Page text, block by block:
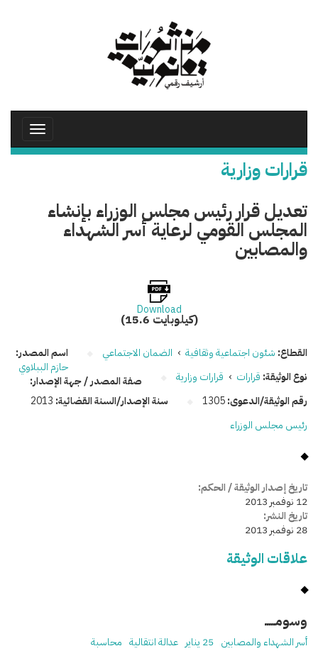
Toggle
قرارات وزارية
تعديل قرار رئيس مجلس الوزراء بإنشاء
المجلس القومي لرعاية أسر الشهداء
والمصابين
Download
(15.6 كيلوبايت)
القطاع: شئون اجتماعية وثقافية › الضمان الاجتماعي
نوع الوثيقة: قرارات › قرارات وزارية
رقم الوثيقة/الدعوى:1305 سنة الإصدار/السنة القضائية: 2013
اسم المصدر:
حازم الببلاوي
صفة المصدر / جهة الإصدار:
رئيس مجلس الوزراء
تاريخ إصدار الوثيقة / الحكم:
12 نوفمبر 2013
تاريخ النشر:
28 نوفمبر 2013
علاقات الوثيقة
وسومـــــ
أسر الشهداء والمصابين 25 يناير عدالة انتقالية محاسبة